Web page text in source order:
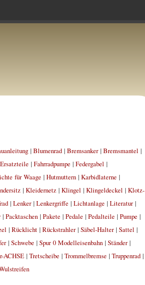
| Blumenrad| Bremsanker| Bremsmantel |
Ersatzteile| Fahrradpumpe| Federgabel |
für Waage| Hutmuttern| Karbidlaterne|
| Kleidernetz| Klingel | Klingeldeckel | Klotz-
| Lenker| Lenkergriffe| Lichtanlage| Literatur|
| Packtaschen| Pakete| Pedale| Pedalteile| Pumpe|
| Rücklicht| Rückstrahler| Säbel-Halter| Sattel |
| Schwebe| Spur 0 Modelleisenbahn| Ständer|
ACHSE| Tretscheibe| Trommelbremse| Truppenrad|